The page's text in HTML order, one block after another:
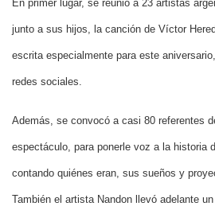
En primer lugar, se reunió a 23 artistas
junto a sus hijos, la canción de Víctor
escrita especialmente para este
redes sociales.
Además, se convocó a casi 80 referentes
espectáculo, para ponerle voz a la historia
contando quiénes eran, sus sueños y
También el artista Nandon llevó adelante